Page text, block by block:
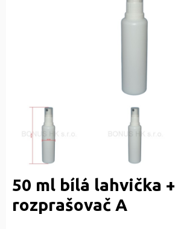
50 ml bílá lahvička +
rozprašovač A